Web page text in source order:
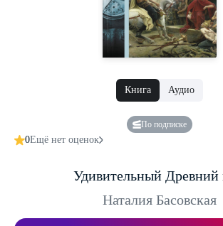
Книга Аудио
По подписке
0Ещё нет оценок
Удивительный Древний
Наталия Басовская